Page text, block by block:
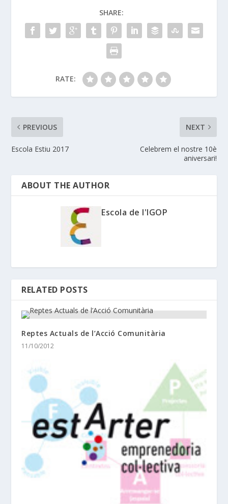
SHARE:
RATE:
PREVIOUS
Escola Estiu 2017
NEXT
Celebrem el nostre 10è
aniversari!
ABOUT THE AUTHOR
Escola de l'IGOP
RELATED POSTS
Reptes Actuals de l’Acció Comunitària
11/10/2012